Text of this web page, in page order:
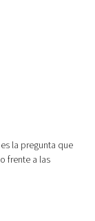
la pregunta que
frente a las